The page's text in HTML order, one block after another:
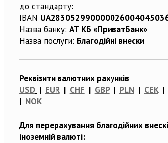
до стандарту:
IBAN
Назва банку: АТ КБ «ПриватБанк»
Назва послуги: Благодійні внески
Реквізити валютних рахунків
USD | EUR| CHF | GBP| PLN| CEK|
| NOK
Для перерахування благодійних
іноземній валюті: